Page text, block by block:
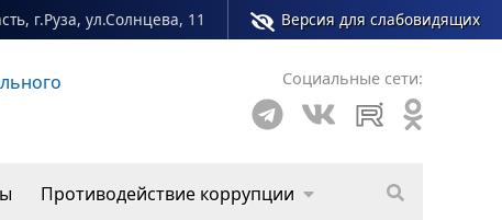
г.Руза, ул.Солнцева, 11 Версия для слабовидящих
округа Социальные сети:
Противодействие коррупции